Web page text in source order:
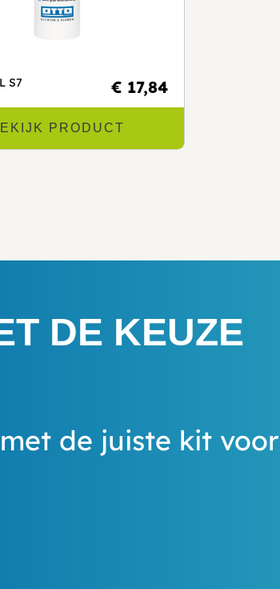
S7 € 17,84
PRODUCT
DE KEUZE
de juiste kit voor